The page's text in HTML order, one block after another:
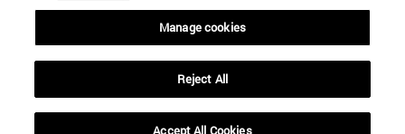
Manage cookies
Reject All
Accept All Cookies